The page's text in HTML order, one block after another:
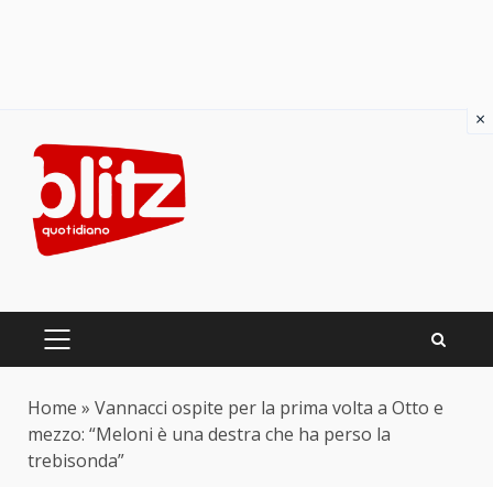
content
PRIMARY
Home » Vannacci ospite per la prima volta a Otto e
mezzo: “Meloni è una destra che ha perso la
trebisonda”
×